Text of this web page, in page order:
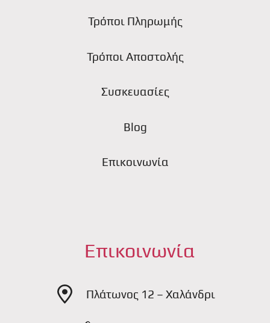
Τρόποι Πληρωμής
Τρόποι Αποστολής
Συσκευασίες
Blog
Επικοινωνία
Επικοινωνία
Πλάτωνος 12 – Χαλάνδρι